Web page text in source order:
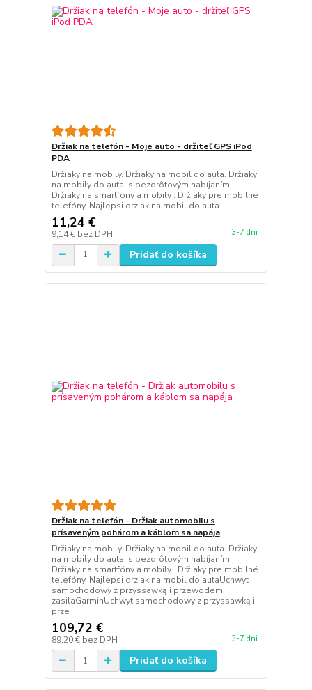
Držiak na telefón - Moje auto - držiteľ GPS iPod
PDA
Držiaky na mobily. Držiaky na mobil do auta. Držiaky
na mobily do auta, s bezdrôtovým nabíjaním.
Držiaky na smartfóny a mobily . Držiaky pre mobilné
telefóny. Najlepsi drziak na mobil do auta
11,24 €
9,14 € bez DPH 3-7 dni
Pridať do košíka
Držiak na telefón - Držiak automobilu s
prísaveným pohárom a káblom sa napája
Držiaky na mobily. Držiaky na mobil do auta. Držiaky
na mobily do auta, s bezdrôtovým nabíjaním.
Držiaky na smartfóny a mobily . Držiaky pre mobilné
telefóny. Najlepsi drziak na mobil do autaUchwyt
samochodowy z przyssawką i przewodem
zasilaGarminUchwyt samochodowy z przyssawką i
prze
109,72 €
89,20 € bez DPH 3-7 dni
Pridať do košíka